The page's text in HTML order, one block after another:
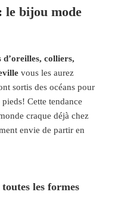
le bijou mode
d’oreilles, colliers,
vous les aurez
sortis des océans pour
Cette tendance
craque déjà chez
envie de partir en
les formes